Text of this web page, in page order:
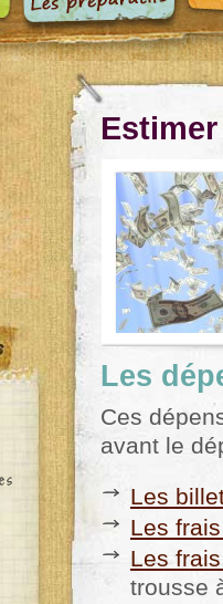
Les
Ces
avant le
Les
Les
Les
trousse